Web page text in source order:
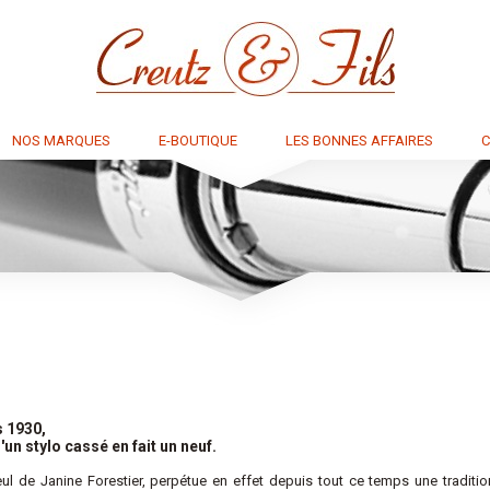
NOS MARQUES E-BOUTIQUE LES BONNES AFFAIRES
1930,
stylo cassé en fait un neuf.
de Janine Forestier, perpétue en effet depuis tout ce temps une